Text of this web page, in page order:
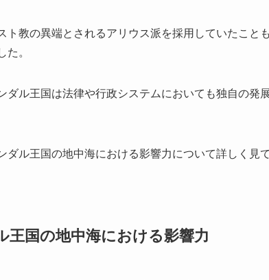
ト教の異端とされるアリウス派を採用していたこと
た。
ダル王国は法律や行政システムにおいても独自の発
ダル王国の地中海における影響力について詳しく見
王国の地中海における影響力